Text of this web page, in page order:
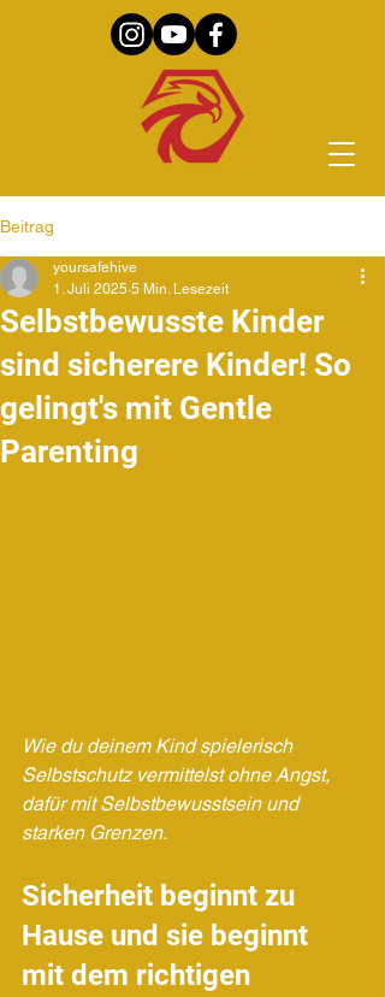
Beitrag
Selbstbewusste Kinder
sind sicherere Kinder! So
gelingt's mit Gentle
Parenting
yoursafehive
1. Juli 2025 5 Min. Lesezeit
Wie du deinem Kind spielerisch
Selbstschutz vermittelst ohne Angst,
dafür mit Selbstbewusstsein und
starken Grenzen.
Sicherheit beginnt zu
Hause und sie beginnt
mit dem richtigen